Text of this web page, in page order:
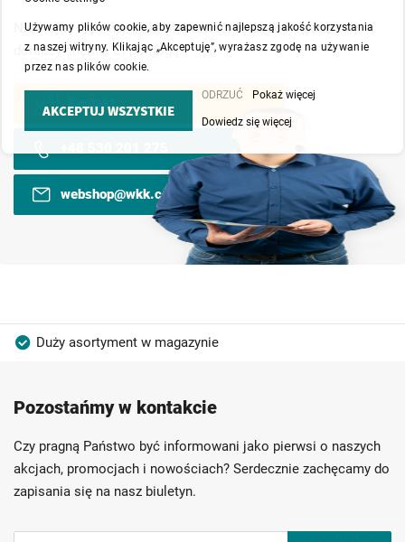
Nie wahaj się z nami skontaktować. Nasi doświadczeni
doradcy chętnie Ci pomogą.
Kontakt
webshop@wkk.com.pl
Duży asortyment w magazynie
Szybka dostawa
Indywidualni doradcy
Ponad 40 lat doświadczenia
Możliwość własnego etykietowania
Pozostańmy w kontakcie
Czy pragną Państwo być informowani jako pierwsi o naszych
akcjach, promocjach i nowościach? Serdecznie zachęcamy do
zapisania się na nasz biuletyn.
Używamy plików cookie, aby zapewnić najlepszą jakość korzystania
z naszej witryny. Klikając „Akceptuję”, wyrażasz zgodę na używanie
przez nas plików cookie.
AKCEPTUJ WSZYSTKIE
ODRZUĆ Pokaż więcej
Dowiedz się więcej